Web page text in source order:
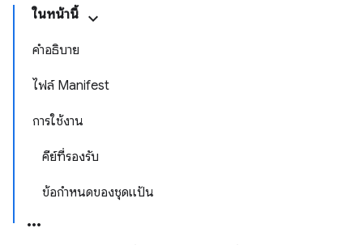
ในหน้านี้
คำอธิบาย
ไฟล์ Manifest
การใช้งาน
คีย์ที่รองรับ
ข้อกำหนดของชุดแป้น